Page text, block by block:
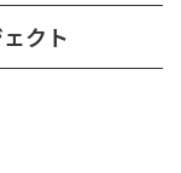
i
クト